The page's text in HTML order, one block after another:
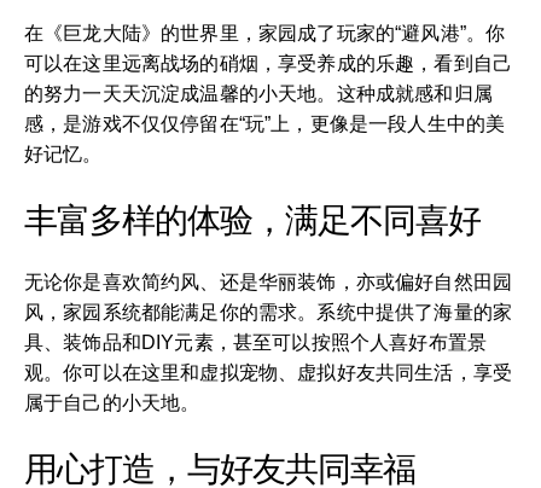
在《巨龙大陆》的世界里，家园成了玩家的“避风港”。你
可以在这里远离战场的硝烟，享受养成的乐趣，看到自己
的努力一天天沉淀成温馨的小天地。这种成就感和归属
感，是游戏不仅仅停留在“玩”上，更像是一段人生中的美
好记忆。
丰富多样的体验，满足不同喜好
无论你是喜欢简约风、还是华丽装饰，亦或偏好自然田园
风，家园系统都能满足你的需求。系统中提供了海量的家
具、装饰品和DIY元素，甚至可以按照个人喜好布置景
观。你可以在这里和虚拟宠物、虚拟好友共同生活，享受
属于自己的小天地。
用心打造，与好友共同幸福